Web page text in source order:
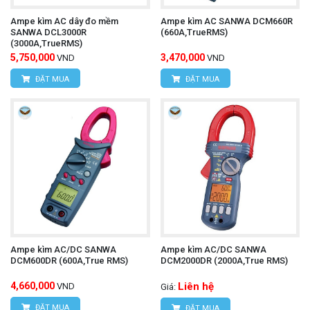
Thiết kế chắc chắn, chịu được môi
trường làm việc khắc nghiệt và có các tính năng
bảo vệ an toàn cho người sử dụng.
Tiện lợi:
Giao diện người dùng thân thiện, dễ sử
dụng và các tính năng hỗ trợ công việc hiệu quả.
Kết nối với iFlex:
Đo được các dây dẫn có kích
thước lớn hoặc ở những vị trí khó tiếp cận.
Tìm hiểu thêm:
Máy đo nhiệt độ hồng ngoại UNI-
T UT301C+
Lưu ý khi sử dụng
Đọc kỹ hướng dẫn sử dụng trước khi dùng:
Đảm bảo bạn sử dụng thiết bị đúng cách để tránh
Ampe kìm AC dây đo mềm
SANWA DCL3000R
(3000A,TrueRMS)
5,750,000 VND
ĐẶT MUA
Ampe kìm AC SANWA DCM660R
(660A,TrueRMS)
3,470,000 VND
ĐẶT MUA
Ampe kìm AC/DC SANWA
DCM600DR (600A,True RMS)
4,660,000 VND
ĐẶT MUA
Ampe kìm AC/DC SANWA
DCM2000DR (2000A,True RMS)
Giá: Liên hệ